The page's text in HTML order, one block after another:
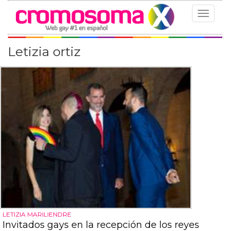
Toggle
Letizia ortiz
LETIZIA MARILIENDRE
Invitados gays en la recepción de los reyes